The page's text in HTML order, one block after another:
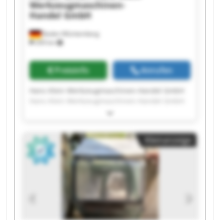
Baden-Württemberg
209 km
Werkzeugmaschinen-
Handel GmbH
Preisinfo Anrufen
Hans Klein Werkzeugmaschinen-Handel GmbH
Hans Klein Werkzeugmaschinen-Handel GmbH
Hans Klein Werkzeugmaschinen-Handel GmbH
Hans Klein Werkzeugmaschinen-Handel GmbH
Hans Klein Werkzeugmaschinen-Handel GmbH
Hans Klein Werkzeugmaschinen-Handel GmbH
Hans Klein Werkzeugmaschinen-Handel GmbH
Hans Klein Werkzeugmaschinen-Handel GmbH
Hans Klein Werkzeugmaschinen-Handel GmbH
Hans Klein Werkzeugmaschinen-Handel GmbH
Kleinanzeige